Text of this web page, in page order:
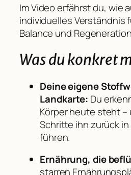
Im Video erfährst du, wie
individuelles Verständnis
Balance und
Was du konkret
Deine eigene
Landkarte: Du
Körper heute steht –
Schritte ihn zurück
führen.
Ernährung, die
starren